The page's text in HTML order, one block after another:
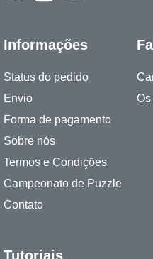
Informações
Status do pedido
Envio
Forma de pagamento
Sobre nós
Termos e Condições
Campeonato de Puzzle
Contato
Tutoriais